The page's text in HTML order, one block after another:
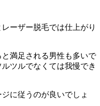
ーザー脱毛では仕上がり
満足される男性も多いで
ツルでなくては我慢でき
に従うのが良いでしょ